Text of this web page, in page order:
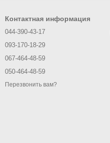
Контактная информация
044-390-43-17
093-170-18-29
067-464-48-59
050-464-48-59
Перезвонить вам?